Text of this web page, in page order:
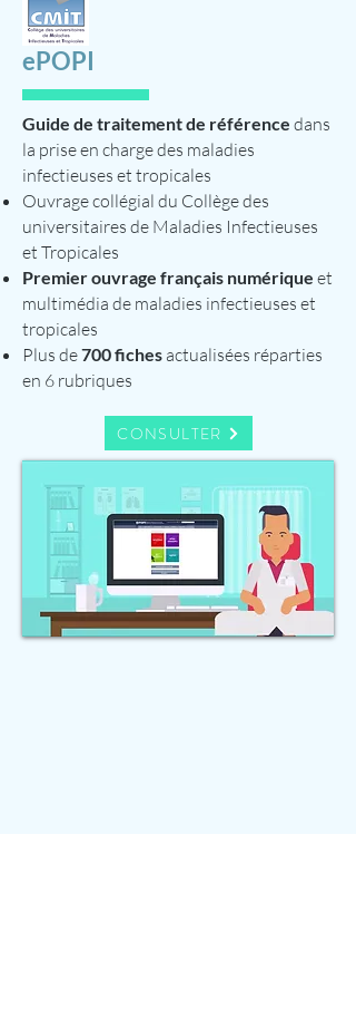
ePOPI
Guide de traitement de référence dans
la prise en charge des maladies
infectieuses et tropicales
Ouvrage collégial du Collège des
universitaires de Maladies Infectieuses
et Tropicales
Premier ouvrage français numérique et
multimédia de maladies infectieuses et
tropicales
Plus de700 fiches actualisées réparties
en 6 rubriques
CONSULTER